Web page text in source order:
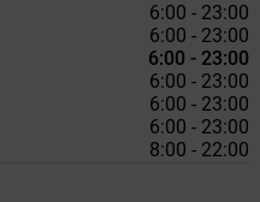
6:00 - 23:00
6:00 - 23:00
6:00 - 23:00
6:00 - 23:00
6:00 - 23:00
6:00 - 23:00
8:00 - 22:00